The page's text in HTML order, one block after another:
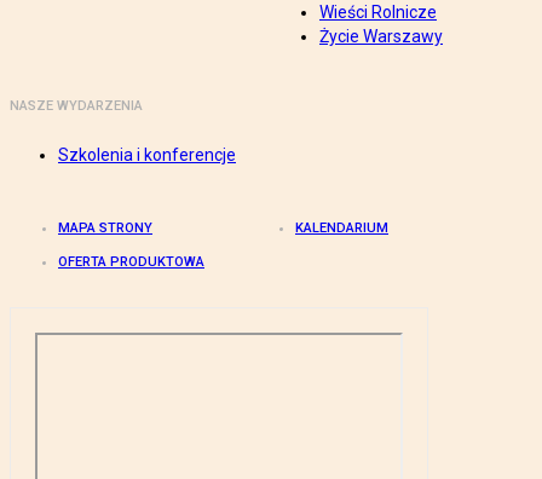
Wieści Rolnicze
Życie Warszawy
NASZE WYDARZENIA
Szkolenia i konferencje
MAPA STRONY KALENDARIUM
OFERTA PRODUKTOWA